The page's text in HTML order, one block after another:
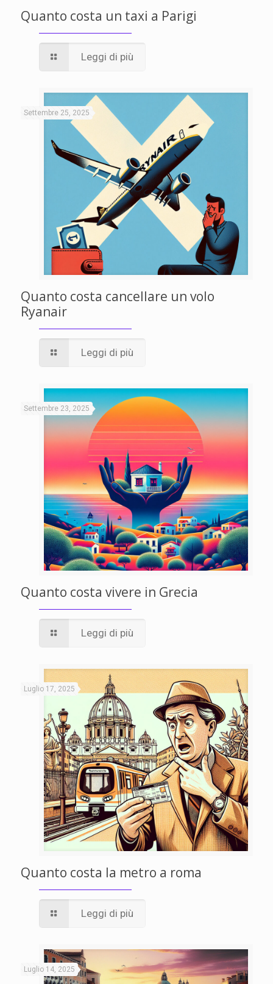
Quanto costa un taxi a Parigi
Leggi di più
Settembre 25, 2025
Quanto costa cancellare un volo
Ryanair
Leggi di più
Settembre 23, 2025
Quanto costa vivere in Grecia
Leggi di più
Luglio 17, 2025
Quanto costa la metro a roma
Leggi di più
Luglio 14, 2025